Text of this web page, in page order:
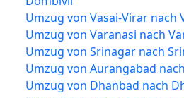
Umzug von Vasai-Virar nach
Umzug von Varanasi nach
Umzug von Srinagar nach
Umzug von Aurangabad
Umzug von Dhanbad nach